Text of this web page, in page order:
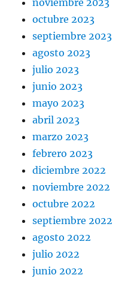
noviembre 2023
octubre 2023
septiembre 2023
agosto 2023
julio 2023
junio 2023
mayo 2023
abril 2023
marzo 2023
febrero 2023
diciembre 2022
noviembre 2022
octubre 2022
septiembre 2022
agosto 2022
julio 2022
junio 2022